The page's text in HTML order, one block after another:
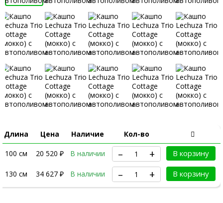
Длина Цена Наличие Кол-во
100 см 20 520 ₽ В наличии – + В корзину
130 см 34 627 ₽ В наличии – + В корзину